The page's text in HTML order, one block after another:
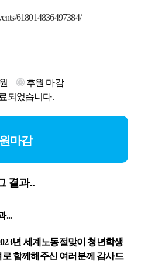
618014836497384/
후원 마감
되었습니다.
마감
결과..
...
년 세계노동절맞이 청년학생
함께해주신 여러분께 감사드